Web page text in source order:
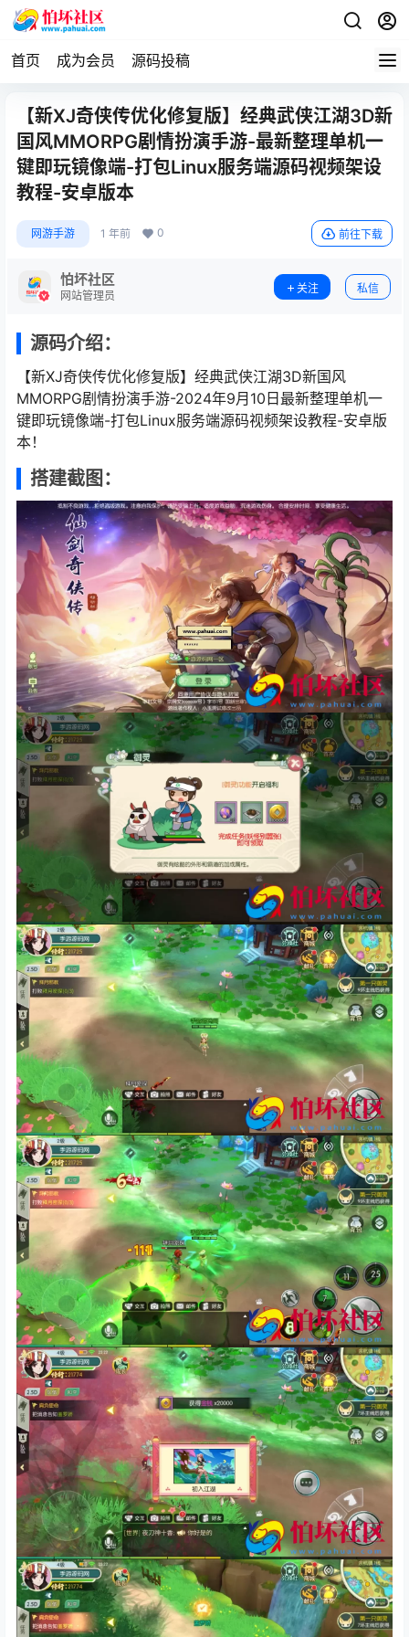
首页 成为会员 源码投稿
【新XJ奇侠传优化修复版】经典武侠江湖3D新
国风MMORPG剧情扮演手游-最新整理单机一
键即玩镜像端-打包Linux服务端源码视频架设
教程-安卓版本
网游手游 1 年前 0 前往下载
怕坏社区
网站管理员
关注 私信
源码介绍：
【新XJ奇侠传优化修复版】经典武侠江湖3D新国风
MMORPG剧情扮演手游-2024年9月10日最新整理单机一
键即玩镜像端-打包Linux服务端源码视频架设教程-安卓版
本！
搭建截图：